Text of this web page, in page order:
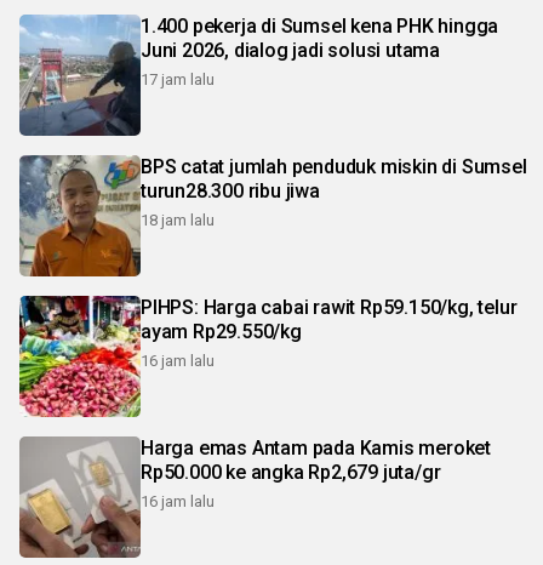
1.400 pekerja di Sumsel kena PHK hingga
Juni 2026, dialog jadi solusi utama
17 jam lalu
BPS catat jumlah penduduk miskin di Sumsel
turun28.300 ribu jiwa
18 jam lalu
PIHPS: Harga cabai rawit Rp59.150/kg, telur
ayam Rp29.550/kg
16 jam lalu
Harga emas Antam pada Kamis meroket
Rp50.000 ke angka Rp2,679 juta/gr
16 jam lalu